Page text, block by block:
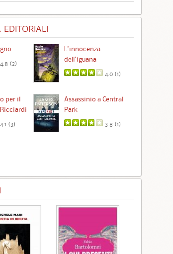
EDITORIALI
4.8 (2)
L'innocenza
dell'iguana
4.0 (1)
per il
4.1 (3)
Assassinio a Central
Park
3.8 (1)